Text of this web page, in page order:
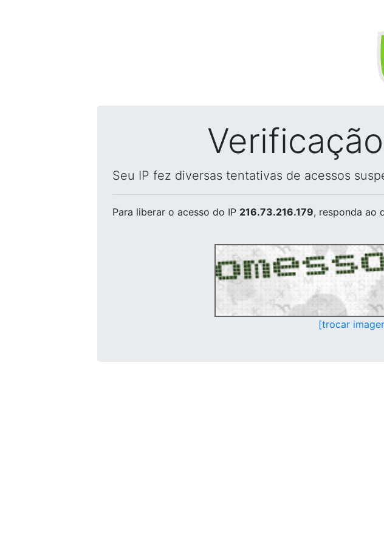
Seu IP fez diversas tentativas de acessos
Para liberar o acesso do IP 216.73.216.179, responda ao
[trocar